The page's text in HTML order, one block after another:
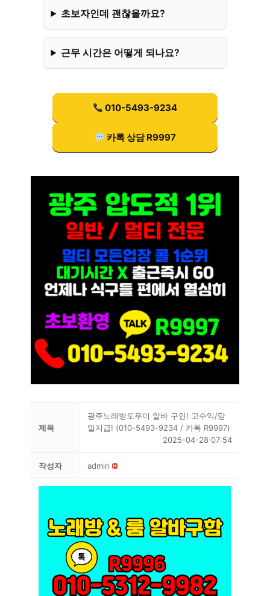
초보자인데 괜찮을까요?
근무 시간은 어떻게 되나요?
010-5493-9234
카톡 상담 R9997
제목
광주노래방도우미 알바 구인! 고수익/당
일지급! (010-5493-9234 / 카톡 R9997)
2025-04-28 07:54
작성자 admin